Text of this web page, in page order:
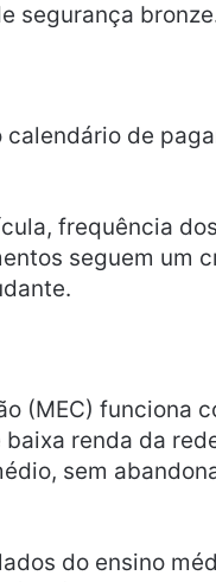
segurança
calendário de
frequência
seguem um
(MEC) funciona
renda da
sem
do ensino